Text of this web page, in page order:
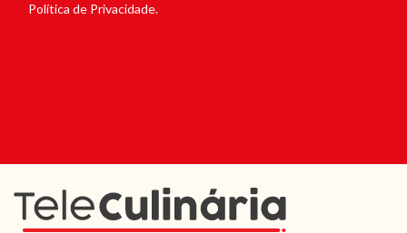
Política de Privacidade.